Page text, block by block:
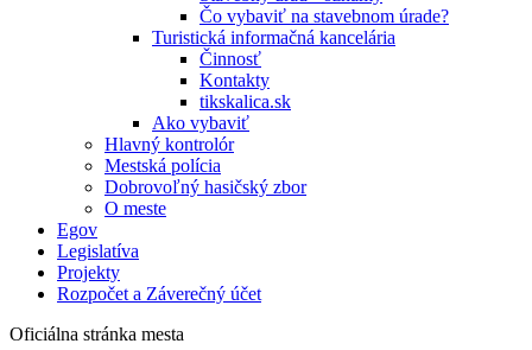
Čo vybaviť na stavebnom úrade?
Turistická informačná kancelária
Činnosť
Kontakty
tikskalica.sk
Ako vybaviť
Hlavný kontrolór
Mestská polícia
Dobrovoľný hasičský zbor
O meste
Egov
Legislatíva
Projekty
Rozpočet a Záverečný účet
Oficiálna stránka mesta